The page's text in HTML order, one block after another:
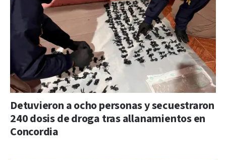
Detuvieron a ocho personas y secuestraron
240 dosis de droga tras allanamientos en
Concordia